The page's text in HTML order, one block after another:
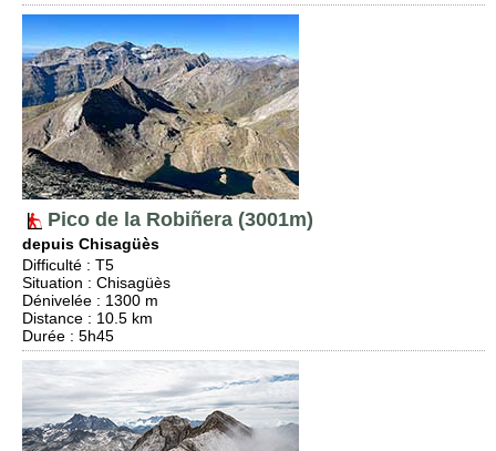
Pico de la Robiñera (3001m)
depuis Chisagüès
Difficulté : T5
Situation : Chisagüès
Dénivelée : 1300 m
Distance : 10.5 km
Durée : 5h45